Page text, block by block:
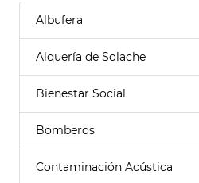
Albufera
Alquería de Solache
Bienestar Social
Bomberos
Contaminación Acústica